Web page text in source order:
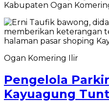
Kabupaten Ogan
Ogan Komering Ilir
Pengelola
Kayuagung